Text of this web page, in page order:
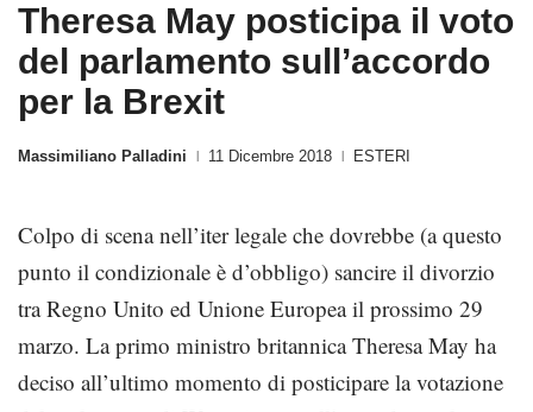
Theresa May posticipa il voto
del parlamento sull’accordo
per la Brexit
Massimiliano Palladini 11 Dicembre 2018 ESTERI
Colpo di scena nell’iter legale che dovrebbe (a questo
punto il condizionale è d’obbligo) sancire il divorzio
tra Regno Unito ed Unione Europea il prossimo 29
marzo. La primo ministro britannica Theresa May ha
deciso all’ultimo momento di posticipare la votazione